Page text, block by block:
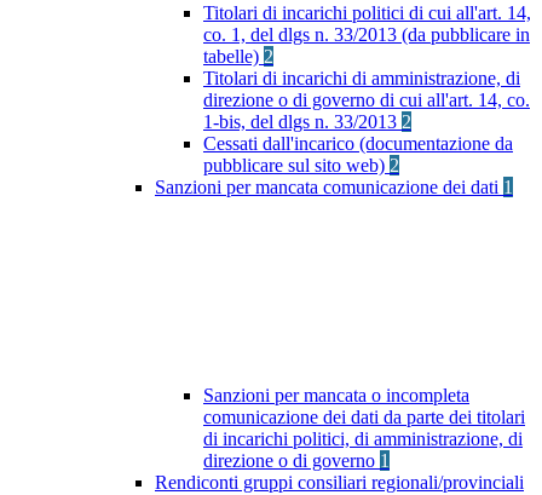
Titolari di incarichi politici di cui all'art. 14,
co. 1, del dlgs n. 33/2013 (da pubblicare in
tabelle) 2
Titolari di incarichi di amministrazione, di
direzione o di governo di cui all'art. 14, co.
1-bis, del dlgs n. 33/2013 2
Cessati dall'incarico (documentazione da
pubblicare sul sito web) 2
Sanzioni per mancata comunicazione dei dati 1
Sanzioni per mancata o incompleta
comunicazione dei dati da parte dei titolari
di incarichi politici, di amministrazione, di
direzione o di governo 1
Rendiconti gruppi consiliari regionali/provinciali